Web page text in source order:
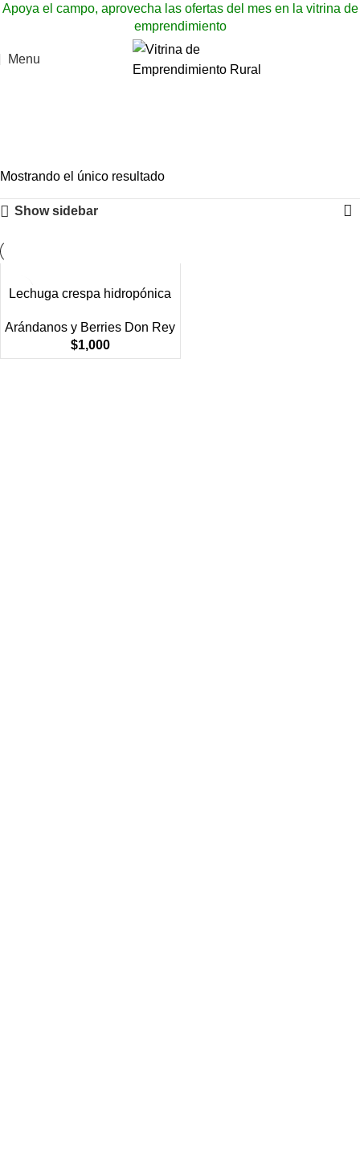
Apoya el campo, aprovecha las ofertas del mes en la vitrina de
emprendimiento
Menu
Mostrando el único resultado
Show sidebar
Lechuga crespa hidropónica
Arándanos y Berries Don Rey
$1,000